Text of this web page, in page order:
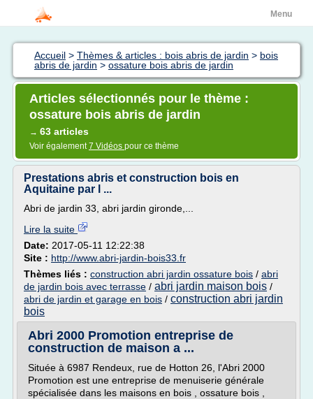
Menu
Accueil > Thèmes & articles : bois abris de jardin > bois
abris de jardin > ossature bois abris de jardin
Articles sélectionnés pour le thème :
ossature bois abris de jardin
→ 63 articles
Voir également7 Vidéos pour ce thème
Prestations abris et construction bois en
Aquitaine par l ...
Abri de jardin 33, abri jardin gironde,...
Lire la suite
Date: 2017-05-11 12:22:38
Site : http://www.abri-jardin-bois33.fr
Thèmes liés : construction abri jardin ossature bois / abri
de jardin bois avec terrasse / abri jardin maison bois /
abri de jardin et garage en bois / construction abri jardin
bois
Abri 2000 Promotion entreprise de
construction de maison a ...
Située à 6987 Rendeux, rue de Hotton 26, l'Abri 2000
Promotion est une entreprise de menuiserie générale
spécialisée dans les maisons en bois , ossature bois ,